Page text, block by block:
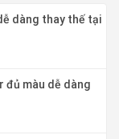
dàng thay thế tại
đủ màu dễ dàng